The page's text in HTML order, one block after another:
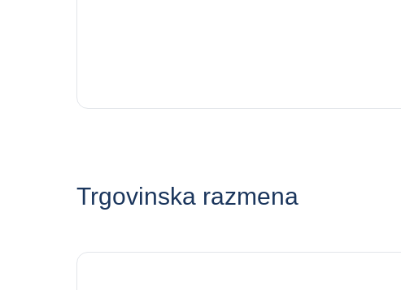
Trgovinska razmena